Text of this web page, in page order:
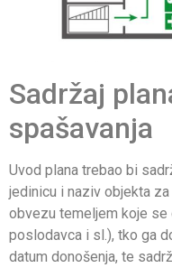
Sadržaj
spašavanja
Uvod plana trebao bi
jedinicu i naziv objekta
obvezu temeljem koje
poslodavca i sl.), tko ga
datum donošenja, te